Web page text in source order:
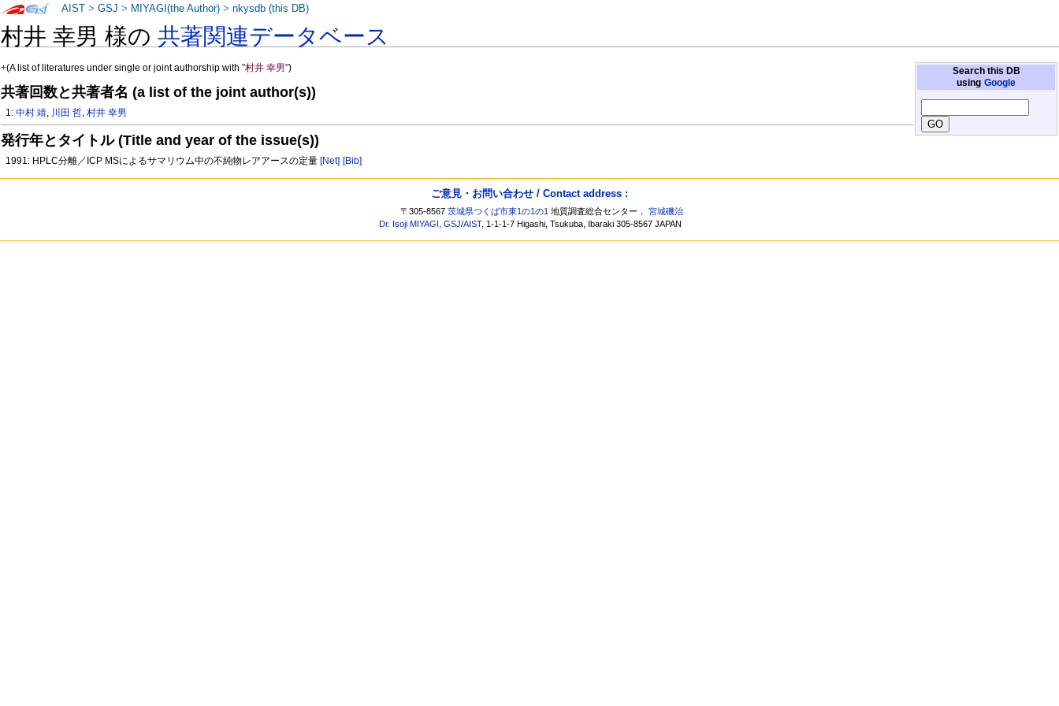
村井 幸男 様の共著関連データベース
Search this DB
using Google
+(A list of literatures under single or joint authorship with"村井 幸男")
共著回数と共著者名 (a list of the joint author(s))
1:中村 靖, 川田 哲,村井 幸男
発行年とタイトル (Title and year of the issue(s))
1991: HPLC分離／ICP MSによるサマリウム中の不純物レアアースの定量 [Net] [Bib]
AIST >GSJ > MIYAGI(the Author) >nkysdb (this DB)
ご意見・お問い合わせ / Contact address :
〒305-8567茨城県つくば市東1の1の1 地質調査総合センター，宮城磯治
Dr. Isoji MIYAGI ,GSJ/AIST, 1-1-1-7 Higashi, Tsukuba, Ibaraki 305-8567 JAPAN